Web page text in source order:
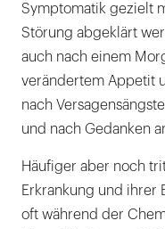
Symptomatik gezielt
Störung abgeklärt
auch nach einem
verändertem Appetit
nach
und nach Gedanken
Häufiger aber noch
Erkrankung und ihrer
oft während der